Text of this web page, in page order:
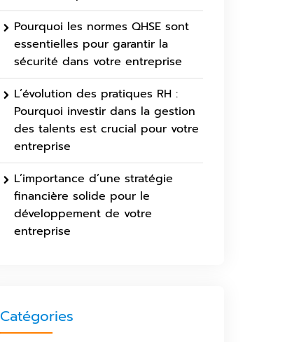
Pourquoi les normes QHSE sont
essentielles pour garantir la
sécurité dans votre entreprise
L’évolution des pratiques RH :
Pourquoi investir dans la gestion
des talents est crucial pour votre
entreprise
L’importance d’une stratégie
financière solide pour le
développement de votre
entreprise
Catégories